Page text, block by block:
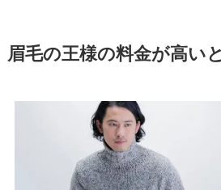
眉毛の王様の料金が高い